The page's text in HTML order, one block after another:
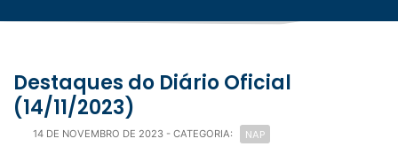
Destaques do Diário Oficial
(14/11/2023)
14 DE NOVEMBRO DE 2023 - CATEGORIA: NAP